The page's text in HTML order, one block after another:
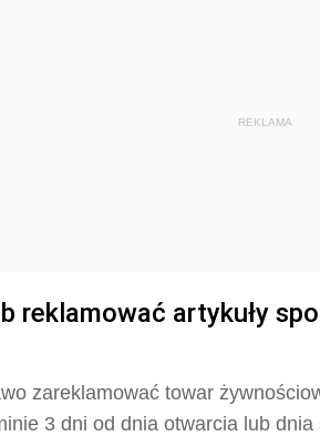
REKLAMA
reklamować artykuły
zareklamować towar
3 dni od dnia otwarcia lub